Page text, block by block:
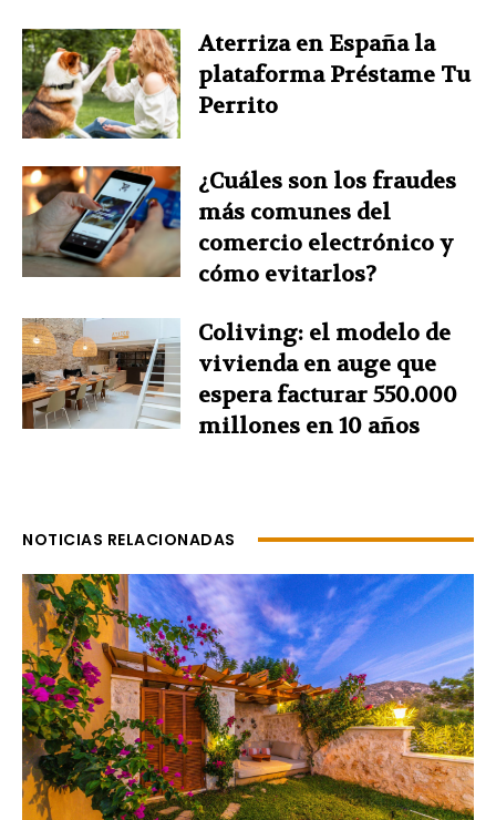
Aterriza en España la
plataforma Préstame Tu
Perrito
¿Cuáles son los fraudes
más comunes del
comercio electrónico y
cómo evitarlos?
Coliving: el modelo de
vivienda en auge que
espera facturar 550.000
millones en 10 años
NOTICIAS RELACIONADAS